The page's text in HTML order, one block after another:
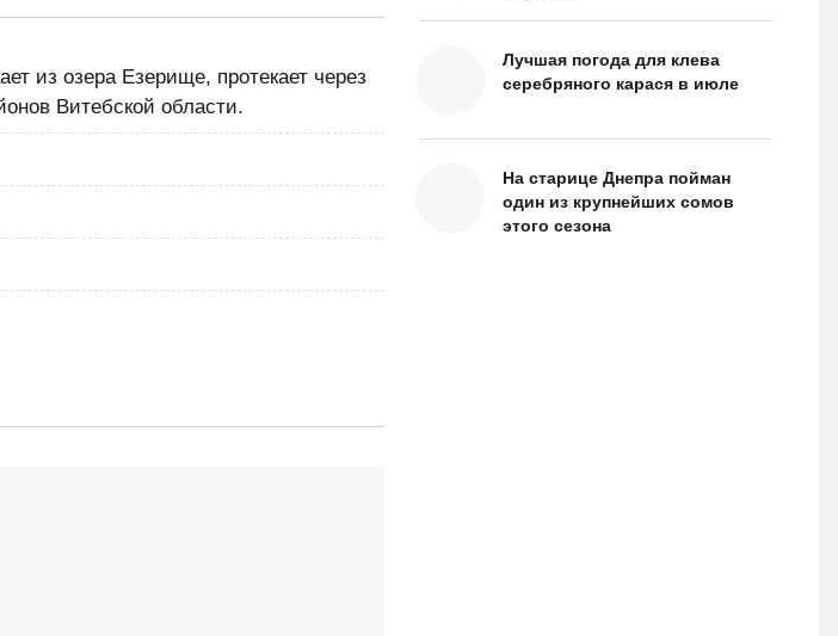
из озера Езерище, протекает через
Витебской области.
Лучшая погода для клева
серебряного карася в июле
На старице Днепра пойман
один из крупнейших сомов
этого сезона